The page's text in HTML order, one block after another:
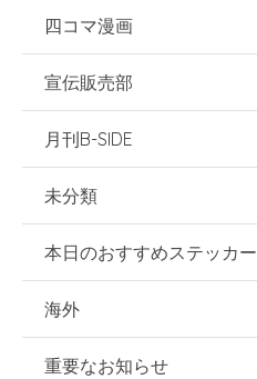
四コマ漫画
宣伝販売部
月刊B-SIDE
未分類
本日のおすすめステッカー
海外
重要なお知らせ